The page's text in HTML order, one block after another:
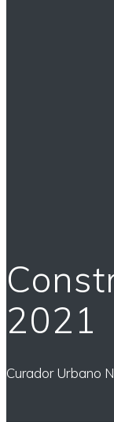
2021
Curador Urbano